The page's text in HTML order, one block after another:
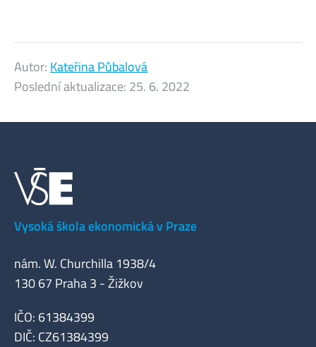
Autor: Kateřina Půbalová
Poslední aktualizace: 25. 6. 2022
Vysoká škola ekonomická v Praze
nám. W. Churchilla 1938/4
130 67 Praha 3 - Žižkov
IČO: 61384399
DIČ: CZ61384399